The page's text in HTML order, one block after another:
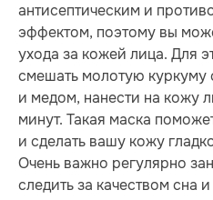
антисептическим и
эффектом, поэтому вы
ухода за кожей лица. Для
смешать молотую
и медом, нанести на кожу
минут. Такая маска
и сделать вашу кожу
Очень важно регулярно
следить за качеством сна